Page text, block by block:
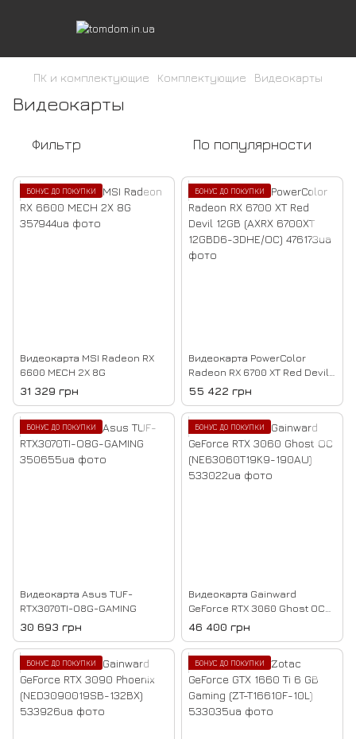
ПК и комплектующие Комплектующие Видеокарты
Видеокарты
Фильтр По популярности
БОНУС ДО ПОКУПКИ
Видеокарта MSI Radeon RX
6600 MECH 2X 8G
31 329 грн
БОНУС ДО ПОКУПКИ
Видеокарта PowerColor
Radeon RX 6700 XT Red Devil
12GB (AXRX 6700XT 12GBD6-
55 422 грн
БОНУС ДО ПОКУПКИ
Видеокарта Asus TUF-
RTX3070TI-O8G-GAMING
30 693 грн
БОНУС ДО ПОКУПКИ
Видеокарта Gainward
GeForce RTX 3060 Ghost OC
(NE63060T19K9-190AU)
46 400 грн
БОНУС ДО ПОКУПКИ БОНУС ДО ПОКУПКИ